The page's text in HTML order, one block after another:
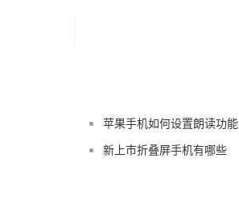
苹果手机如何设置朗读功能
新上市折叠屏手机有哪些